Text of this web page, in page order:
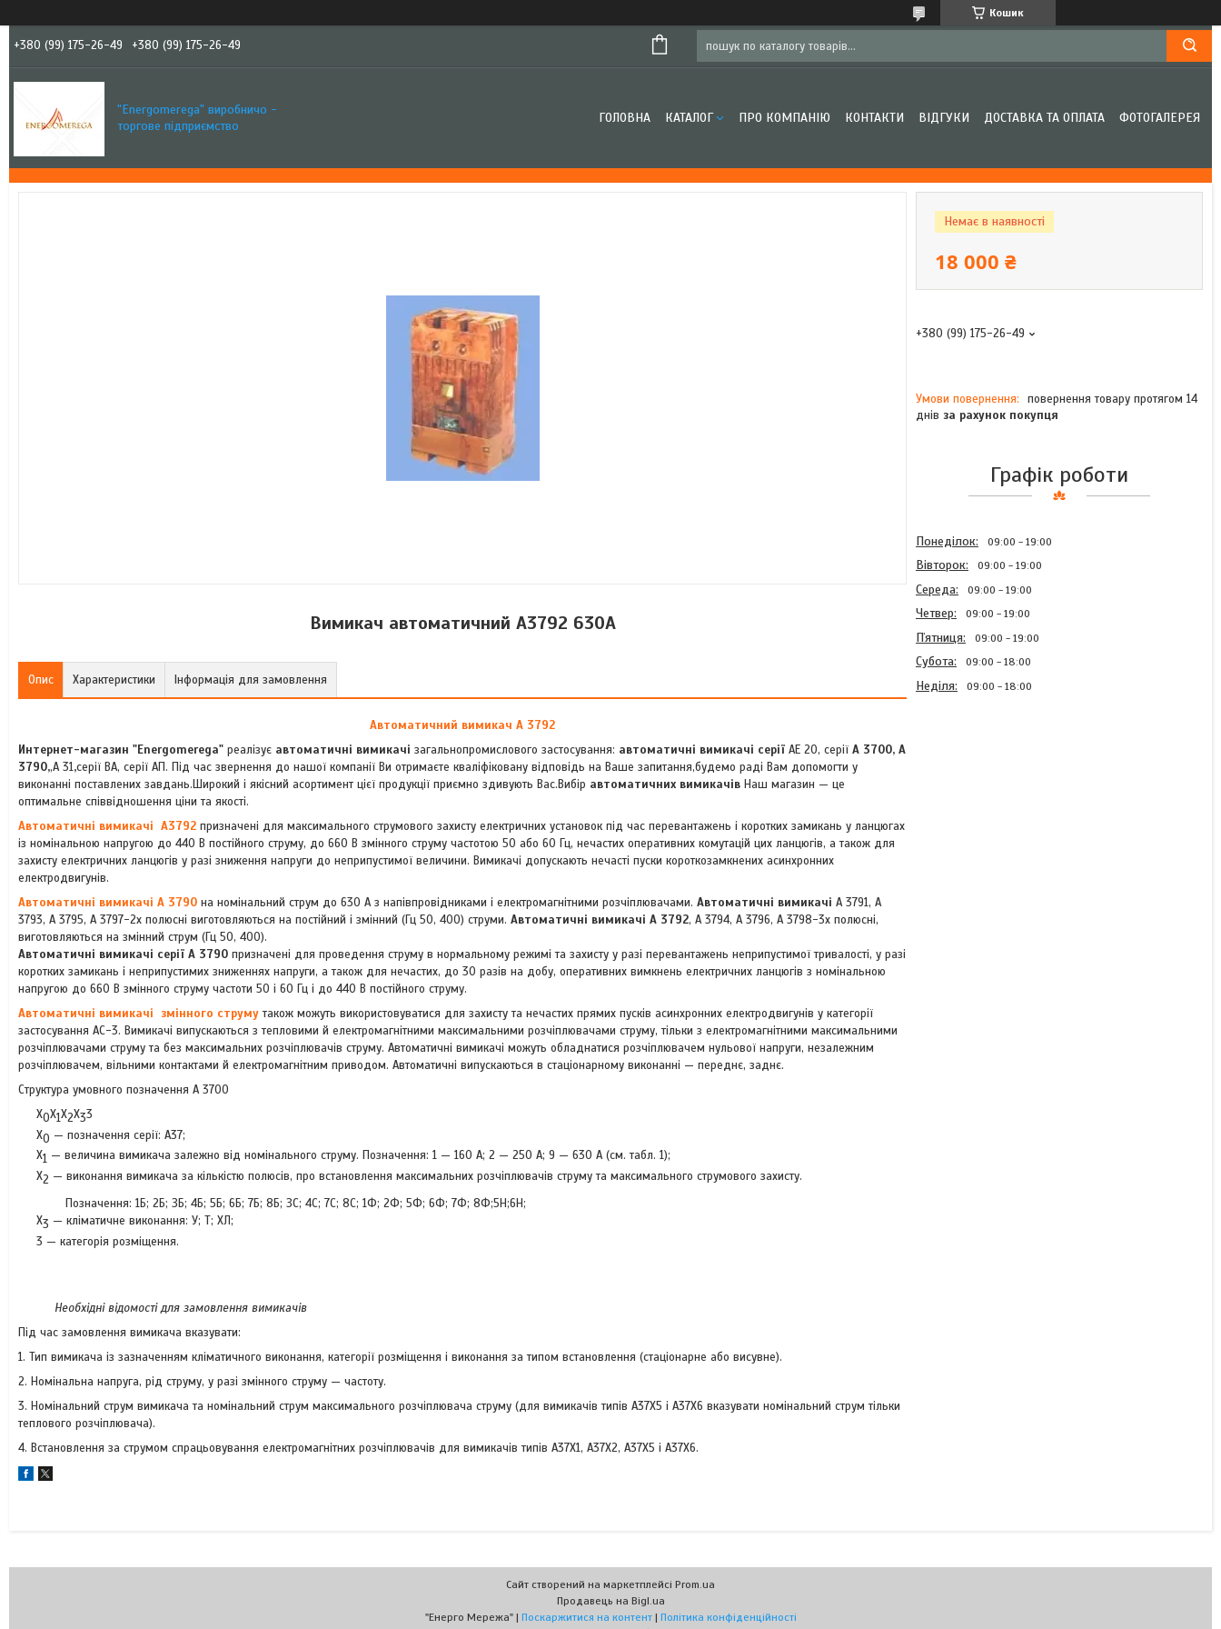
Кошик
+380 (99) 175-26-49 +380 (99) 175-26-49
"Еnergomerega" виробничо -
торгове підприємство
ГОЛОВНА КАТАЛОГ ПРО КОМПАНІЮ КОНТАКТИ ВІДГУКИ ДОСТАВКА ТА ОПЛАТА ФОТОГАЛЕРЕЯ
Вимикач автоматичний А3792 630А
Опис Характеристики Інформація для замовлення
Автоматичний вимикач А 3792
Интернет-магазин "Energomerega" реалізує автоматичні вимикачі загальнопромислового застосування: автоматичні вимикачі серії АЕ 20, серії А 3700, А
3790,,А 31,серії ВА, серії АП. Під час звернення до нашої компанії Ви отримаєте кваліфіковану відповідь на Ваше запитання,будемо раді Вам допомогти у
виконанні поставлених завдань.Широкий і якісний асортимент цієї продукції приємно здивують Вас.Вибір автоматичних вимикачів Наш магазин — це
оптимальне співвідношення ціни та якості.
Автоматичні вимикачі А3792 призначені для максимального струмового захисту електричних установок під час перевантажень і коротких замикань у ланцюгах
із номінальною напругою до 440 В постійного струму, до 660 В змінного струму частотою 50 або 60 Гц, нечастих оперативних комутацій цих ланцюгів, а також для
захисту електричних ланцюгів у разі зниження напруги до неприпустимої величини. Вимикачі допускають нечасті пуски короткозамкнених асинхронних
електродвигунів.
Автоматичні вимикачі А 3790 на номінальний струм до 630 А з напівпровідниками і електромагнітними розчіплювачами. Автоматичні вимикачі А 3791, А
3793, А 3795, А 3797-2х полюсні виготовляються на постійний і змінний (Гц 50, 400) струми. Автоматичні вимикачі А 3792, А 3794, А 3796, А 3798-3х полюсні,
виготовляються на змінний струм (Гц 50, 400).
Автоматичні вимикачі серії А 3790 призначені для проведення струму в нормальному режимі та захисту у разі перевантажень неприпустимої тривалості, у разі
коротких замикань і неприпустимих зниженнях напруги, а також для нечастих, до 30 разів на добу, оперативних вимкнень електричних ланцюгів з номінальною
напругою до 660 В змінного струму частоти 50 і 60 Гц і до 440 В постійного струму.
Автоматичні вимикачі змінного струму також можуть використовуватися для захисту та нечастих прямих пусків асинхронних електродвигунів у категорії
застосування АС-3. Вимикачі випускаються з тепловими й електромагнітними максимальними розчіплювачами струму, тільки з електромагнітними максимальними
розчіплювачами струму та без максимальних розчіплювачів струму. Автоматичні вимикачі можуть обладнатися розчіплювачем нульової напруги, незалежним
розчіплювачем, вільними контактами й електромагнітним приводом. Автоматичні випускаються в стаціонарному виконанні — переднє, заднє.
Структура умовного позначення А 3700
Х0Х1Х2Х33
Х0 — позначення серії: А37;
X1 — величина вимикача залежно від номінального струму. Позначення: 1 — 160 А; 2 — 250 А; 9 — 630 А (см. табл. 1);
Х2 — виконання вимикача за кількістю полюсів, про встановлення максимальних розчіплювачів струму та максимального струмового захисту.
Позначення: 1Б; 2Б; ЗБ; 4Б; 5Б; 6Б; 7Б; 8Б; ЗС; 4С; 7С; 8С; 1Ф; 2Ф; 5Ф; 6Ф; 7Ф; 8Ф;5Н;6Н;
Х3 — кліматичне виконання: У; Т; ХЛ;
3 — категорія розміщення.
Необхідні відомості для замовлення вимикачів
Під час замовлення вимикача вказувати:
1. Тип вимикача із зазначенням кліматичного виконання, категорії розміщення і виконання за типом встановлення (стаціонарне або висувне).
2. Номінальна напруга, рід струму, у разі змінного струму — частоту.
3. Номінальний струм вимикача та номінальний струм максимального розчіплювача струму (для вимикачів типів А37Х5 і А37Х6 вказувати номінальний струм тільки
теплового розчіплювача).
4. Встановлення за струмом спрацьовування електромагнітних розчіплювачів для вимикачів типів А37Х1, А37Х2, А37Х5 і А37Х6.
Немає в наявності
18 000 ₴
+380 (99) 175-26-49
повернення товару протягом 14
днів за рахунок покупця
Графік роботи
Понеділок 09:00 19:00
Вівторок 09:00 19:00
Середа 09:00 19:00
Четвер 09:00 19:00
Пʼятниця 09:00 19:00
Субота 09:00 18:00
Неділя 09:00 18:00
Сайт створений на маркетплейсі Prom.ua
Продавець на Bigl.ua
"Енерго Мережа" | Поскаржитися на контент | Політика конфіденційності